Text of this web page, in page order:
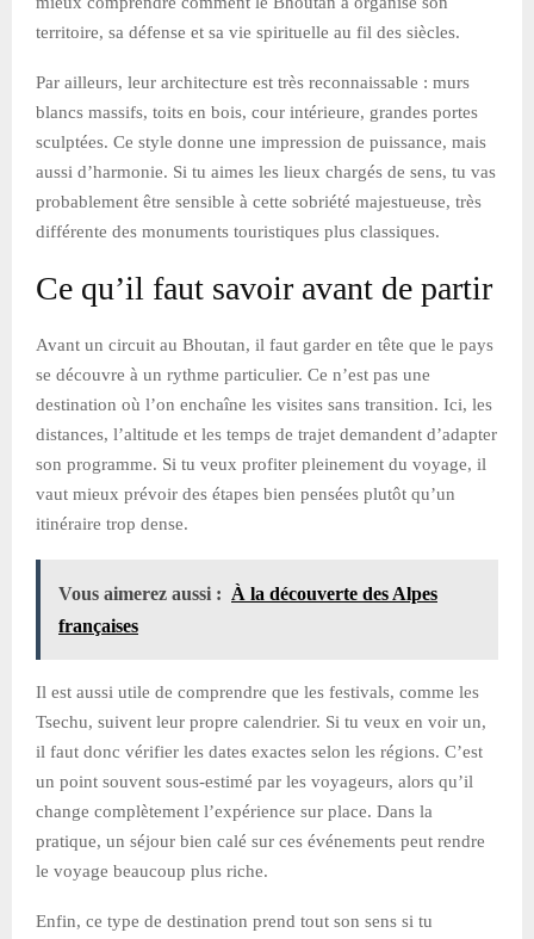
territoire, sa défense et sa vie spirituelle au fil des siècles.
Par ailleurs, leur architecture est très reconnaissable : murs
blancs massifs, toits en bois, cour intérieure, grandes portes
sculptées. Ce style donne une impression de puissance, mais
aussi d’harmonie. Si tu aimes les lieux chargés de sens, tu vas
probablement être sensible à cette sobriété majestueuse, très
différente des monuments touristiques plus classiques.
Ce qu’il faut savoir avant de partir
Avant un circuit au Bhoutan, il faut garder en tête que le pays
se découvre à un rythme particulier. Ce n’est pas une
destination où l’on enchaîne les visites sans transition. Ici, les
distances, l’altitude et les temps de trajet demandent d’adapter
son programme. Si tu veux profiter pleinement du voyage, il
vaut mieux prévoir des étapes bien pensées plutôt qu’un
itinéraire trop dense.
Vous aimerez aussi : À la découverte des Alpes
françaises
Il est aussi utile de comprendre que les festivals, comme les
Tsechu, suivent leur propre calendrier. Si tu veux en voir un,
il faut donc vérifier les dates exactes selon les régions. C’est
un point souvent sous-estimé par les voyageurs, alors qu’il
change complètement l’expérience sur place. Dans la
pratique, un séjour bien calé sur ces événements peut rendre
le voyage beaucoup plus riche.
Enfin, ce type de destination prend tout son sens si tu